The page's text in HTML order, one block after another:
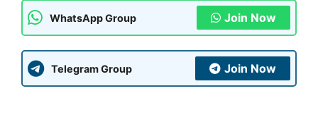
WhatsApp Group Join Now
Telegram Group Join Now